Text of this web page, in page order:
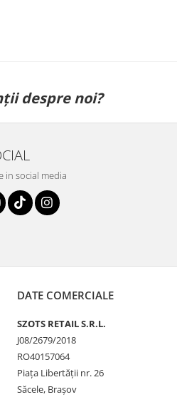
despre noi?
in social media
DATE COMERCIALE
SZOTS RETAIL S.R.L.
J08/2679/2018
RO40157064
Piața Libertății nr. 26
Săcele, Brașov